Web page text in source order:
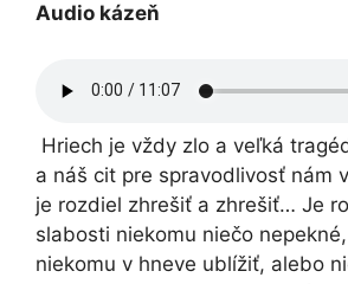
Audio kázeň
Hriech je vždy zlo a veľká
a náš cit pre spravodlivosť nám
je rozdiel zhrešiť a zhrešiť… Je
slabosti niekomu niečo
niekomu v hneve ublížiť, alebo